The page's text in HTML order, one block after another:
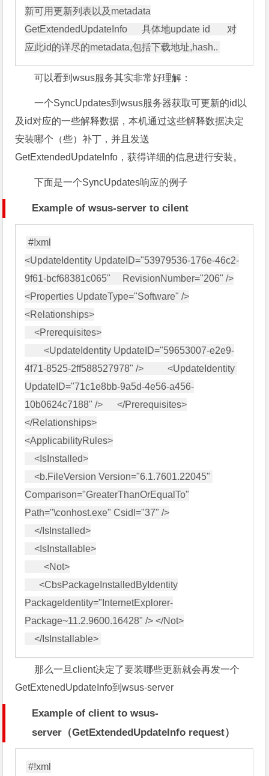
新可用更新列表以及metadata
GetExtendedUpdateInfo      具体地update id       对
可以看到wsus服务其实非常好理解：
一个SyncUpdates到wsus服务器获取可更新的id以
及id对应的一些解释数据，本机通过这些解释数据决定
安装哪个（些）补丁，并且发送
GetExtendedUpdateInfo，获得详细的信息进行安装。
下面是一个SyncUpdates响应的例子
Example of wsus-server to cilent
#!xml
<UpdateIdentity UpdateID="53979536-176e-46c2-
9f61-bcf68381c065"     RevisionNumber="206" />
<Properties UpdateType="Software" />
<Relationships>
    <Prerequisites>
        <UpdateIdentity UpdateID="59653007-e2e9-
4f71-8525-2ff588527978" />          <UpdateIdentity
UpdateID="71c1e8bb-9a5d-4e56-a456-
10b0624c7188" />      </Prerequisites>
</Relationships>
<ApplicabilityRules>
    <IsInstalled>
    <b.FileVersion Version="6.1.7601.22045"
Comparison="GreaterThanOrEqualTo"
Path="\conhost.exe" Csidl="37" />
    </IsInstalled>
    <IsInstallable>
        <Not>
      <CbsPackageInstalledByIdentity
PackageIdentity="InternetExplorer-
Package~11.2.9600.16428" /> </Not>
那么一旦client决定了要装哪些更新就会再发一个
GetExtenedUpdateInfo到wsus-server
Example of client to wsus-
server（GetExtendedUpdateInfo request）
#!xml